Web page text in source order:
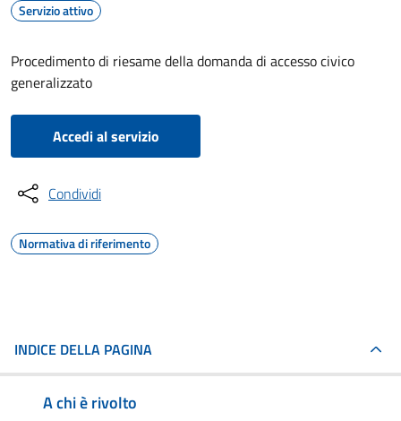
Servizio attivo
Procedimento di riesame della domanda di accesso civico
generalizzato
Accedi al servizio
Condividi
Normativa di riferimento
INDICE DELLA PAGINA
A chi è rivolto